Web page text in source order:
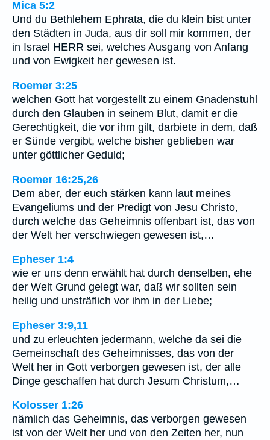
Mica 5:2
Und du Bethlehem Ephrata, die du klein bist unter
den Städten in Juda, aus dir soll mir kommen, der
in Israel HERR sei, welches Ausgang von Anfang
und von Ewigkeit her gewesen ist.
Roemer 3:25
welchen Gott hat vorgestellt zu einem Gnadenstuhl
durch den Glauben in seinem Blut, damit er die
Gerechtigkeit, die vor ihm gilt, darbiete in dem, daß
er Sünde vergibt, welche bisher geblieben war
unter göttlicher Geduld;
Roemer 16:25,26
Dem aber, der euch stärken kann laut meines
Evangeliums und der Predigt von Jesu Christo,
durch welche das Geheimnis offenbart ist, das von
der Welt her verschwiegen gewesen ist,…
Epheser 1:4
wie er uns denn erwählt hat durch denselben, ehe
der Welt Grund gelegt war, daß wir sollten sein
heilig und unsträflich vor ihm in der Liebe;
Epheser 3:9,11
und zu erleuchten jedermann, welche da sei die
Gemeinschaft des Geheimnisses, das von der
Welt her in Gott verborgen gewesen ist, der alle
Dinge geschaffen hat durch Jesum Christum,…
Kolosser 1:26
nämlich das Geheimnis, das verborgen gewesen
ist von der Welt her und von den Zeiten her, nun